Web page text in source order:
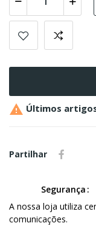
 Últimos
Partilhar
Segurança
A nossa loja utiliza
comunicações.